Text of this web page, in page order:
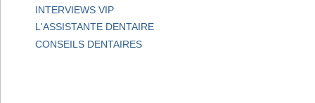
INTERVIEWS VIP
L'ASSISTANTE DENTAIRE
CONSEILS DENTAIRES